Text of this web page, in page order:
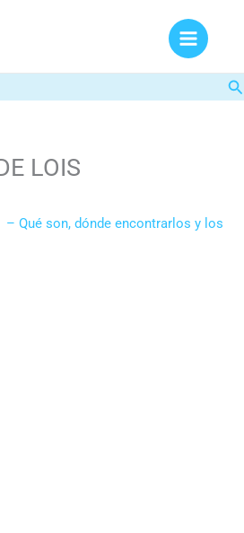
LOIS
– Qué son, dónde encontrarlos y los